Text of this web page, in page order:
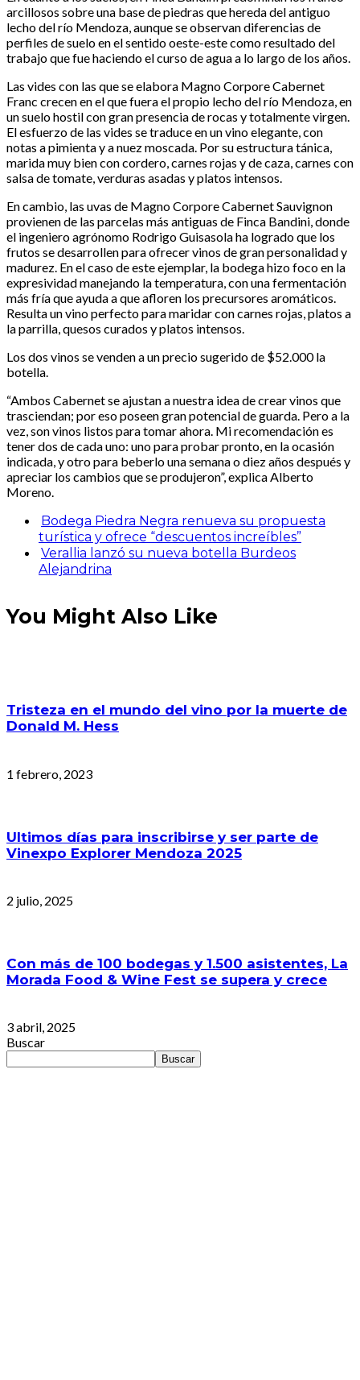
arcillosos sobre una base de piedras que hereda del antiguo
lecho del río Mendoza, aunque se observan diferencias de
perfiles de suelo en el sentido oeste-este como resultado del
trabajo que fue haciendo el curso de agua a lo largo de los años.
Las vides con las que se elabora Magno Corpore Cabernet
Franc crecen en el que fuera el propio lecho del río Mendoza, en
un suelo hostil con gran presencia de rocas y totalmente virgen.
El esfuerzo de las vides se traduce en un vino elegante, con
notas a pimienta y a nuez moscada. Por su estructura tánica,
marida muy bien con cordero, carnes rojas y de caza, carnes con
salsa de tomate, verduras asadas y platos intensos.
En cambio, las uvas de Magno Corpore Cabernet Sauvignon
provienen de las parcelas más antiguas de Finca Bandini, donde
el ingeniero agrónomo Rodrigo Guisasola ha logrado que los
frutos se desarrollen para ofrecer vinos de gran personalidad y
madurez. En el caso de este ejemplar, la bodega hizo foco en la
expresividad manejando la temperatura, con una fermentación
más fría que ayuda a que afloren los precursores aromáticos.
Resulta un vino perfecto para maridar con carnes rojas, platos a
la parrilla, quesos curados y platos intensos.
Los dos vinos se venden a un precio sugerido de $52.000 la
botella.
“Ambos Cabernet se ajustan a nuestra idea de crear vinos que
trasciendan; por eso poseen gran potencial de guarda. Pero a la
vez, son vinos listos para tomar ahora. Mi recomendación es
tener dos de cada uno: uno para probar pronto, en la ocasión
indicada, y otro para beberlo una semana o diez años después y
apreciar los cambios que se produjeron”, explica Alberto
Moreno.
Bodega Piedra Negra renueva su propuesta
turística y ofrece “descuentos increíbles”
Verallia lanzó su nueva botella Burdeos
Alejandrina
You Might Also Like
Tristeza en el mundo del vino por la muerte de
Donald M. Hess
1 febrero, 2023
Ultimos días para inscribirse y ser parte de
Vinexpo Explorer Mendoza 2025
2 julio, 2025
Con más de 100 bodegas y 1.500 asistentes, La
Morada Food & Wine Fest se supera y crece
3 abril, 2025
Buscar
Buscar